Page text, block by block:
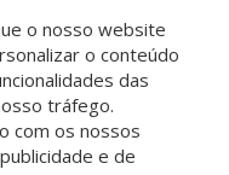
o nosso website
o conteúdo
das
tráfego.
com os nossos
e de